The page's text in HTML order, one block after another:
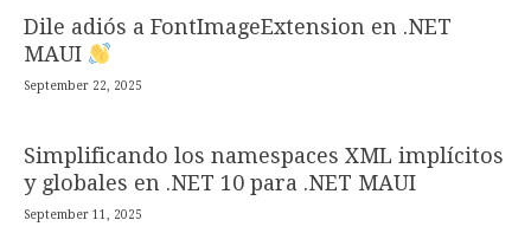
Dile adiós a FontImageExtension en .NET
MAUI
September 22, 2025
Simplificando los namespaces XML implícitos
y globales en .NET 10 para .NET MAUI
September 11, 2025